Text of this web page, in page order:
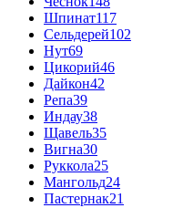
Шпинат117
Сельдерей102
Нут69
Цикорий46
Дайкон42
Репа39
Индау38
Щавель35
Вигна30
Руккола25
Мангольд24
Пастернак21